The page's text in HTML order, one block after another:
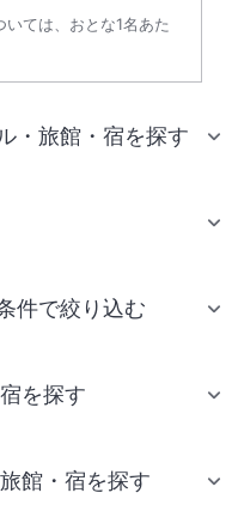
ては、おとな1名あた
・旅館・宿を探す
件で絞り込む
を探す
館・宿を探す